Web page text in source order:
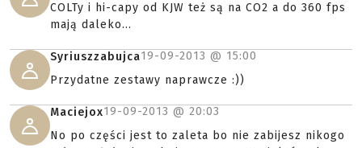
COLTy i hi-capy od KJW też są na CO2 a do 360 fps
mają daleko...
Syriuszzabujca19-09-2013 @ 15:00
Przydatne zestawy naprawcze :))
Maciejox19-09-2013 @ 20:03
No po części jest to zaleta bo nie zabijesz nikogo